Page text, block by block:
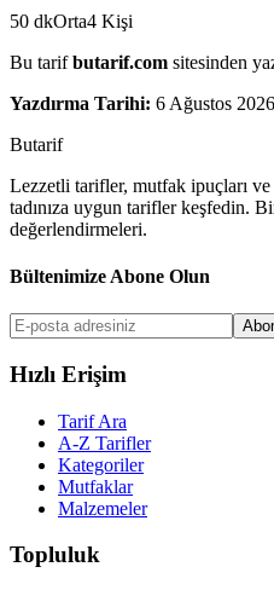
50 dkOrta4 Kişi
Bu tarifbutarif.com sitesinden
Yazdırma Tarihi: 6 Ağustos
Butarif
Lezzetli tarifler, mutfak ipuçları
tadınıza uygun tarifler keşfedin.
değerlendirmeleri.
Bültenimize Abone Olun
Hızlı Erişim
Tarif Ara
A-Z Tarifler
Kategoriler
Mutfaklar
Malzemeler
Topluluk